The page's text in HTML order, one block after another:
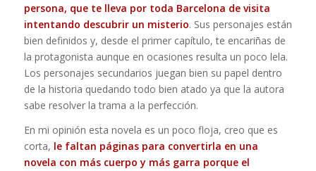
persona, que te lleva por toda Barcelona de visita
intentando descubrir un misterio. Sus personajes están
bien definidos y, desde el primer capítulo, te encariñas de
la protagonista aunque en ocasiones resulta un poco lela.
Los personajes secundarios juegan bien su papel dentro
de la historia quedando todo bien atado ya que la autora
sabe resolver la trama a la perfección.
En mi opinión esta novela es un poco floja, creo que es
corta, le faltan páginas para convertirla en una
novela con más cuerpo y más garra porque el